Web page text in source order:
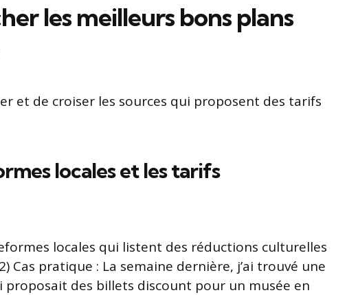
les meilleurs bons plans
et de croiser les sources qui proposent des tarifs
locales et les tarifs
locales qui listent des réductions culturelles
Cas pratique : La semaine dernière, j’ai trouvé une
des billets discount pour un musée en